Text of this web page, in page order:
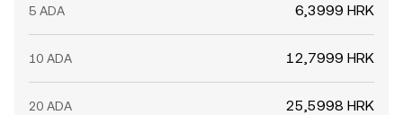
5 ADA 6,3999 HRK
10 ADA 12,7999 HRK
20 ADA 25,5998 HRK